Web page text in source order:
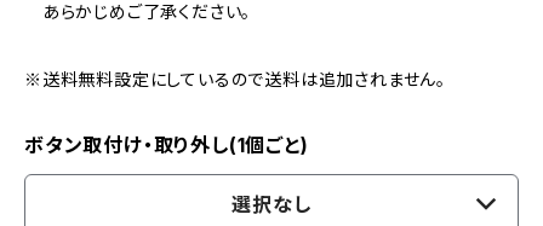
あらかじめご了承ください。
※送料無料設定にしているので送料は追加されません。
ボタン取付け・取り外し(1個ごと)
選択なし